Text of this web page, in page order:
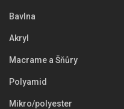
Bavlna
Akryl
Macrame a Šňůry
Polyamid
Mikro/polyester